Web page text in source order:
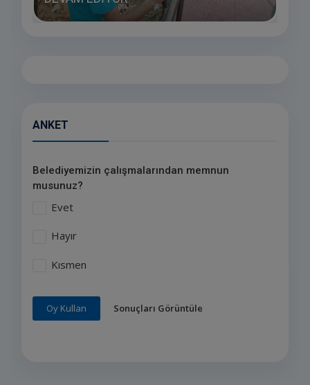
ANKET
Belediyemizin çalışmalarından memnun
musunuz?
Evet
Hayır
Kısmen
Oy Kullan Sonuçları Görüntüle